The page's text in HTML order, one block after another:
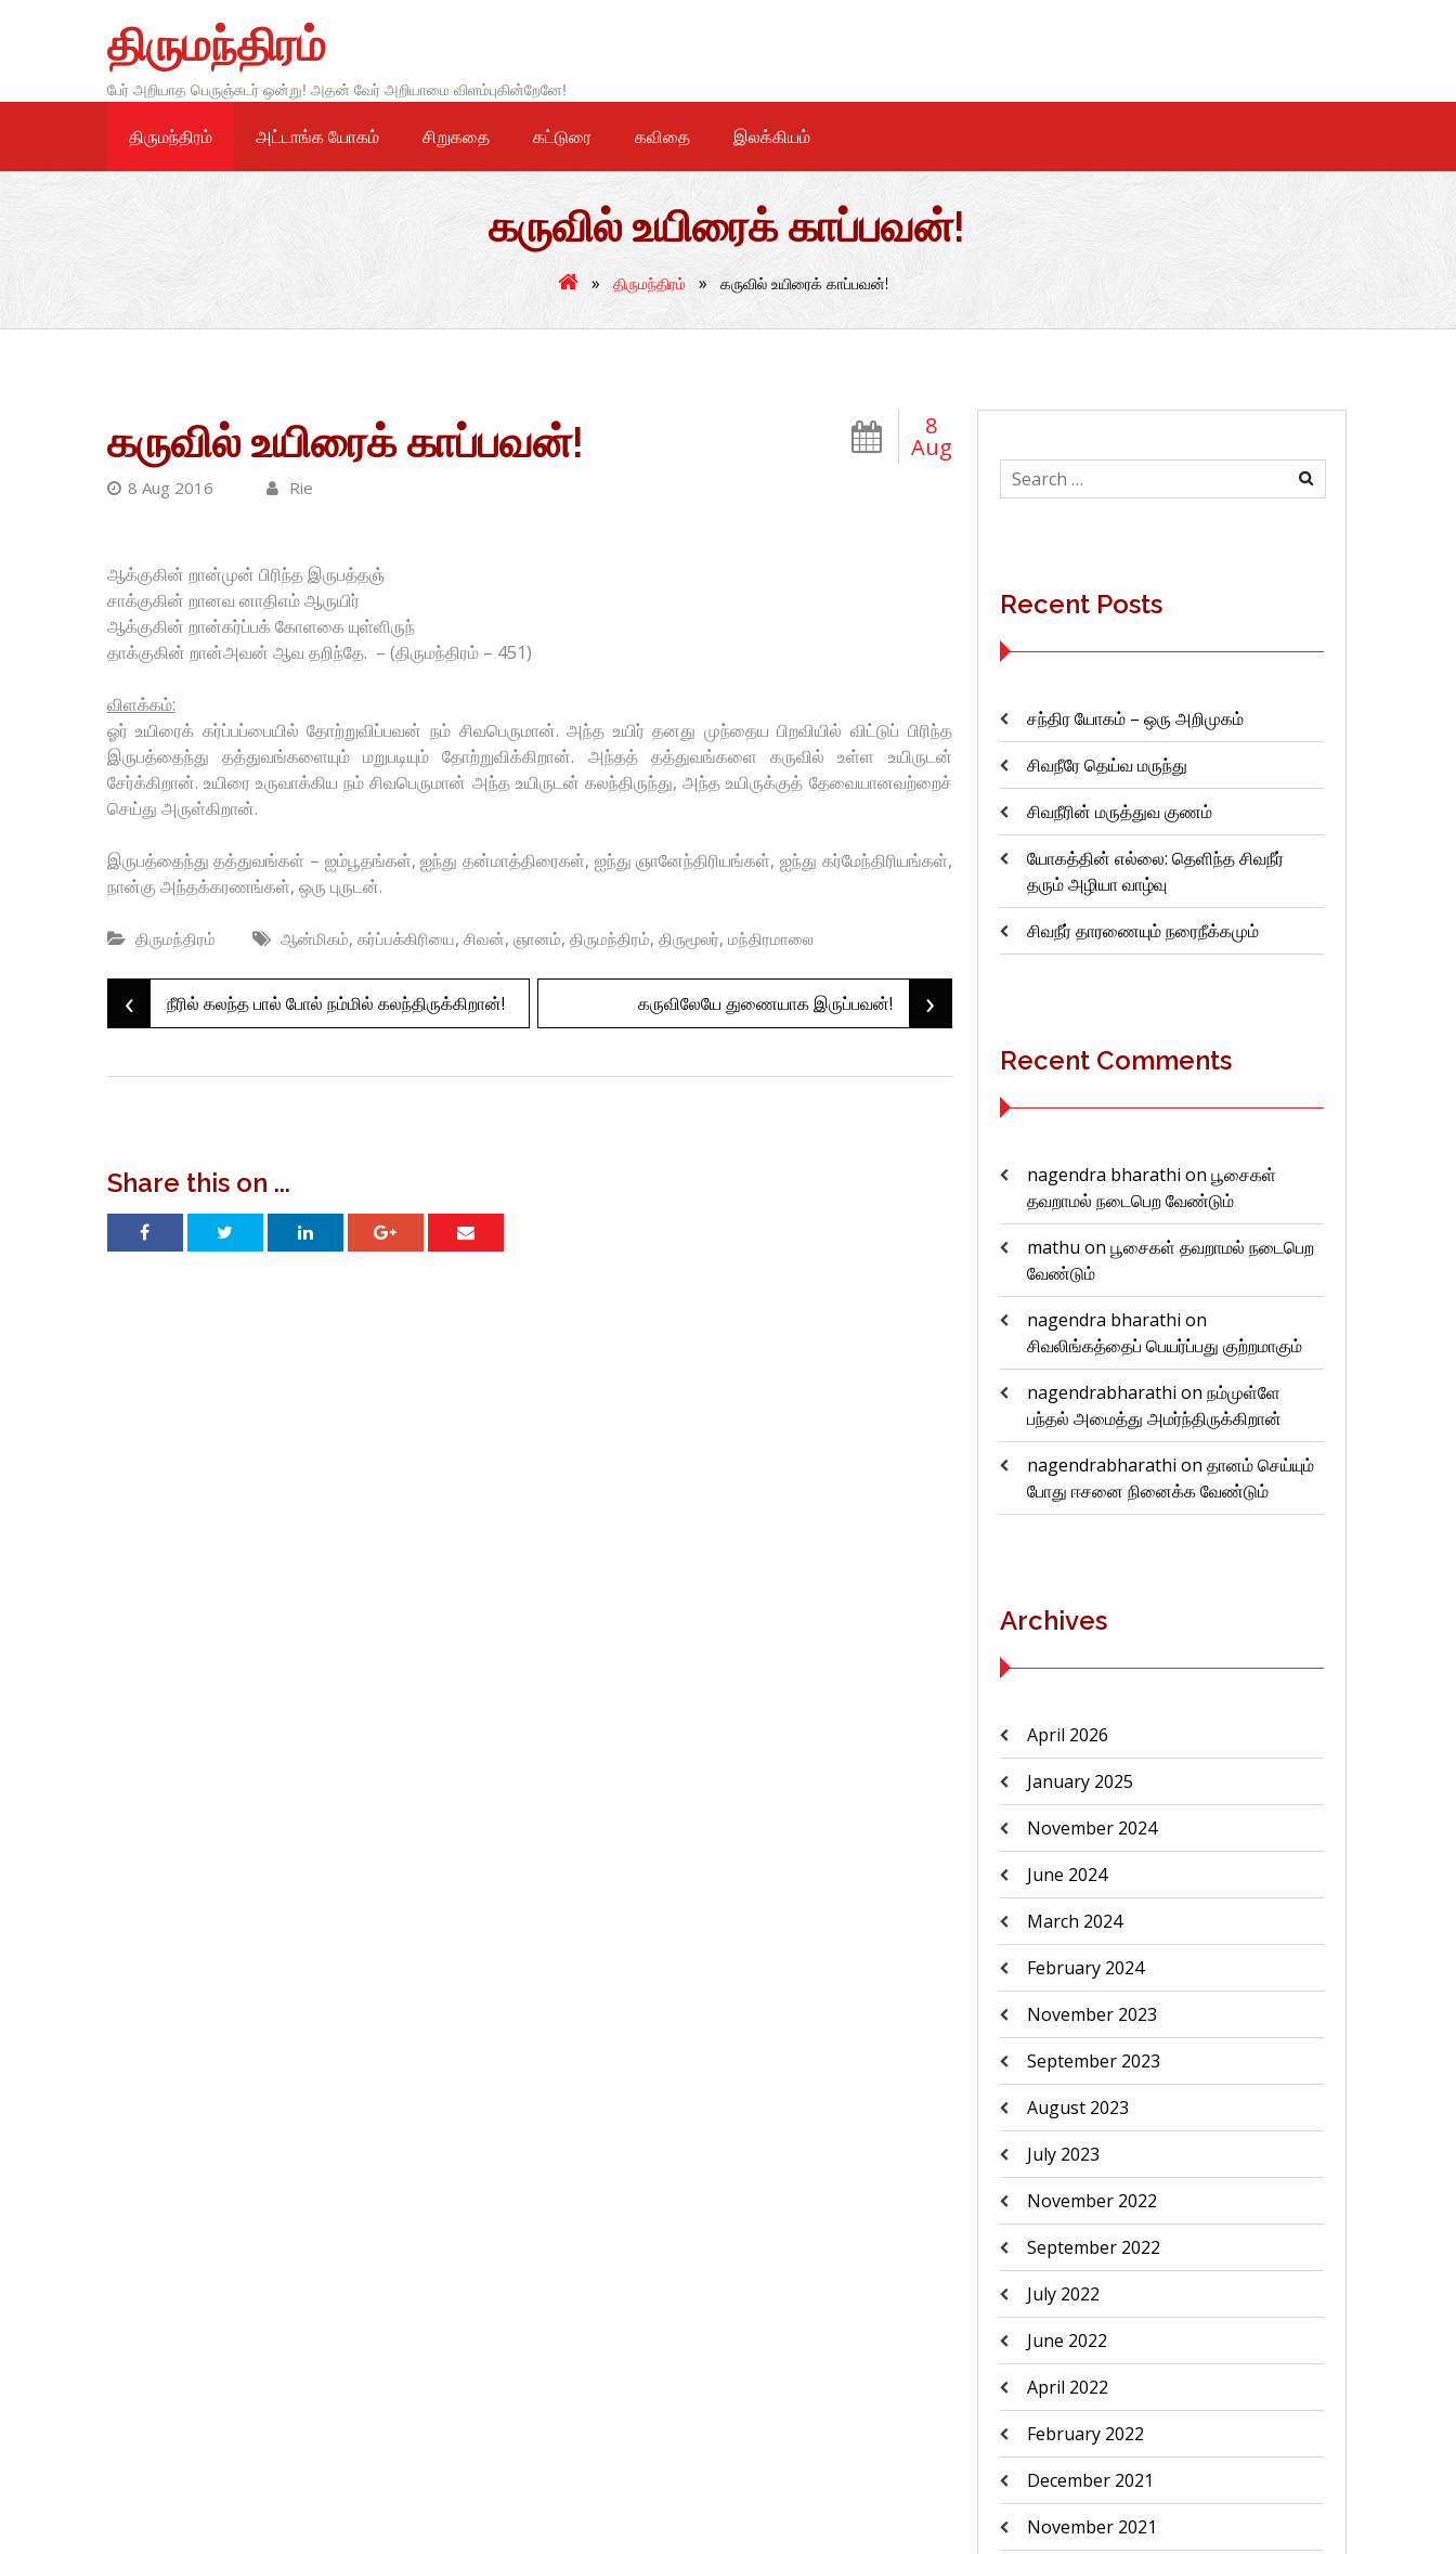
திருமந்திரம்
பேர் அறியாத பெருஞ்சுடர் ஒன்று! அதன் வேர் அறியாமை விளம்புகின்றேனே!
திருமந்திரம் அட்டாங்க யோகம் சிறுகதை கட்டுரை கவிதை இலக்கியம்
கருவில் உயிரைக் காப்பவன்!
» திருமந்திரம் » கருவில் உயிரைக் காப்பவன்!
8
Aug
கருவில் உயிரைக் காப்பவன்!
8 Aug 2016 Rie
ஆக்குகின் றான்முன் பிரிந்த இருபத்தஞ்
சாக்குகின் றானவ னாதிஎம் ஆருயிர்
ஆக்குகின் றான்கர்ப்பக் கோளகை யுள்ளிருந்
தாக்குகின் றான்அவன் ஆவ தறிந்தே. – (திருமந்திரம் – 451)
விளக்கம்:
ஓர் உயிரைக் கர்ப்பப்பையில் தோற்றுவிப்பவன் நம் சிவபெருமான். அந்த உயிர் தனது முந்தைய பிறவியில் விட்டுப் பிரிந்த
இருபத்தைந்து தத்துவங்களையும் மறுபடியும் தோற்றுவிக்கிறான். அந்தத் தத்துவங்களை கருவில் உள்ள உயிருடன்
சேர்க்கிறான். உயிரை உருவாக்கிய நம் சிவபெருமான் அந்த உயிருடன் கலந்திருந்து, அந்த உயிருக்குத் தேவையானவற்றைச்
செய்து அருள்கிறான்.
இருபத்தைந்து தத்துவங்கள் – ஐம்பூதங்கள், ஐந்து தன்மாத்திரைகள், ஐந்து ஞானேந்திரியங்கள், ஐந்து கர்மேந்திரியங்கள்,
நான்கு அந்தக்கரணங்கள், ஒரு புருடன்.
திருமந்திரம் ஆன்மிகம், கர்ப்பக்கிரியை, சிவன், ஞானம், திருமந்திரம், திருமூலர், மந்திரமாலை
Post
navigation
‹ நீரில் கலந்த பால் போல் நம்மில் கலந்திருக்கிறான்! கருவிலேயே துணையாக இருப்பவன்! ›
Share this on ...
Search
for:
Recent Posts
சந்திர யோகம் – ஒரு அறிமுகம்
சிவநீரே தெய்வ மருந்து
சிவநீரின் மருத்துவ குணம்
யோகத்தின் எல்லை: தெளிந்த சிவநீர்
தரும் அழியா வாழ்வு
சிவநீர் தாரணையும் நரைநீக்கமும்
Recent Comments
nagendra bharathi on பூசைகள்
தவறாமல் நடைபெற வேண்டும்
mathu on பூசைகள் தவறாமல் நடைபெற
வேண்டும்
nagendra bharathi on
சிவலிங்கத்தைப் பெயர்ப்பது குற்றமாகும்
nagendrabharathi on நம்முள்ளே
பந்தல் அமைத்து அமர்ந்திருக்கிறான்
nagendrabharathi on தானம் செய்யும்
போது ஈசனை நினைக்க வேண்டும்
Archives
April 2026
January 2025
November 2024
June 2024
March 2024
February 2024
November 2023
September 2023
August 2023
July 2023
November 2022
September 2022
July 2022
June 2022
April 2022
February 2022
December 2021
November 2021